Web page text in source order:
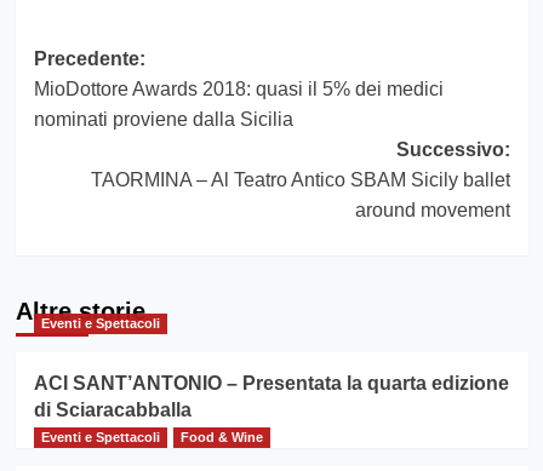
Navigazione
articolo
Precedente:
MioDottore Awards 2018: quasi il 5% dei medici
nominati proviene dalla Sicilia
Successivo:
TAORMINA – Al Teatro Antico SBAM Sicily ballet
around movement
Altre storie
Eventi e Spettacoli
ACI SANT’ANTONIO – Presentata la quarta edizione
di Sciaracabballa
Eventi e Spettacoli Food & Wine